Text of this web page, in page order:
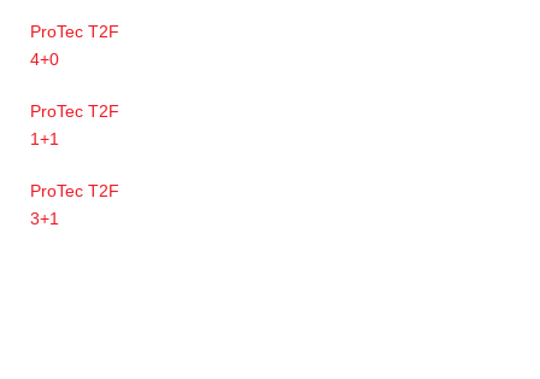
ProTec T2F
4+0
ProTec T2F
1+1
ProTec T2F
3+1